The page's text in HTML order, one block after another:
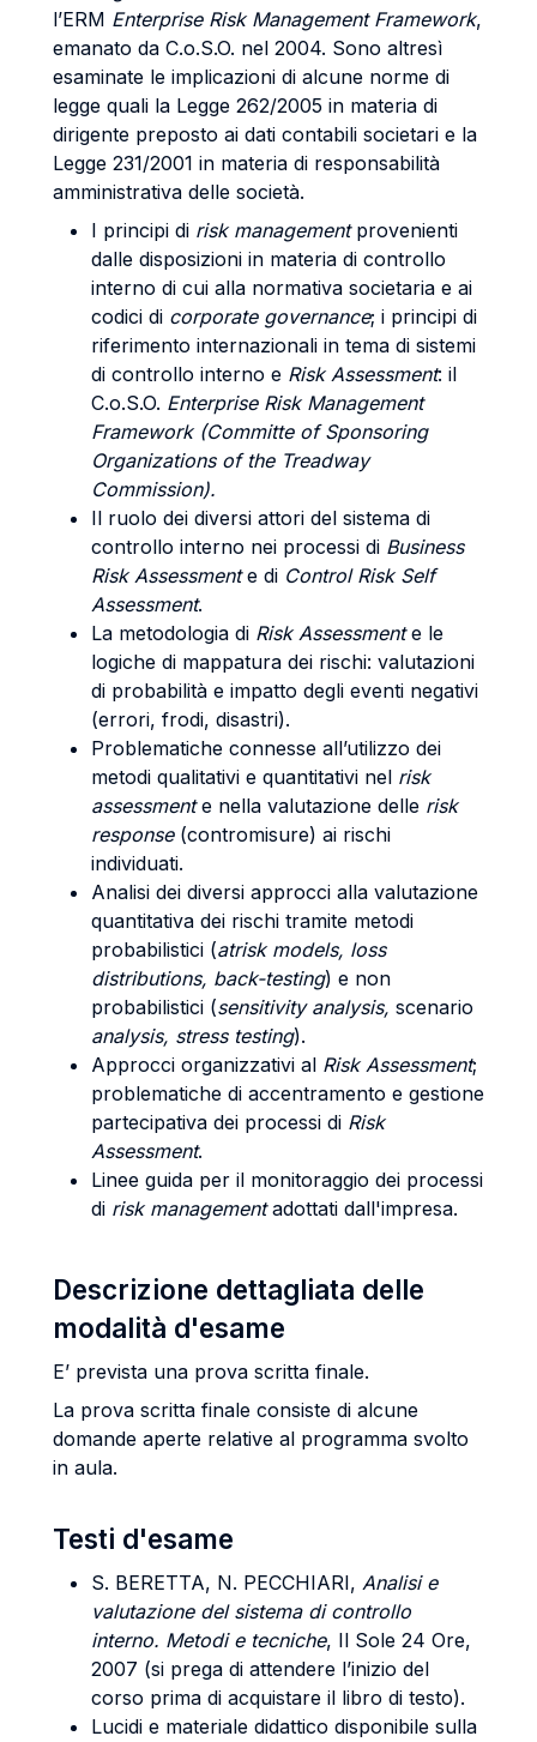
l’ERM Enterprise Risk Management Framework,
emanato da C.o.S.O. nel 2004. Sono altresì
esaminate le implicazioni di alcune norme di
legge quali la Legge 262/2005 in materia di
dirigente preposto ai dati contabili societari e la
Legge 231/2001 in materia di responsabilità
amministrativa delle società.
I principi di risk management provenienti
dalle disposizioni in materia di controllo
interno di cui alla normativa societaria e ai
codici di corporate governance; i principi di
riferimento internazionali in tema di sistemi
di controllo interno e Risk Assessment: il
C.o.S.O. Enterprise Risk Management
Framework (Committe of Sponsoring
Organizations of the Treadway
Commission).
Il ruolo dei diversi attori del sistema di
controllo interno nei processi di Business
Risk Assessmente di Control Risk Self
Assessment.
La metodologia di Risk Assessmente le
logiche di mappatura dei rischi: valutazioni
di probabilità e impatto degli eventi negativi
(errori, frodi, disastri).
Problematiche connesse all’utilizzo dei
metodi qualitativi e quantitativi nel risk
assessmente nella valutazione delle risk
response (contromisure) ai rischi
individuati.
Analisi dei diversi approcci alla valutazione
quantitativa dei rischi tramite metodi
probabilistici (atrisk models, loss
distributions, back-testing) e non
probabilistici (sensitivity analysis, scenario
analysis, stress testing).
Approcci organizzativi al Risk Assessment;
problematiche di accentramento e gestione
partecipativa dei processi di Risk
Assessment.
Linee guida per il monitoraggio dei processi
di risk managementadottati dall'impresa.
Descrizione dettagliata delle
modalità d'esame
E’ prevista una prova scritta finale.
La prova scritta finale consiste di alcune
domande aperte relative al programma svolto
in aula.
Testi d'esame
S. BERETTA, N. PECCHIARI, Analisi e
valutazione del sistema di controllo
interno. Metodi e tecniche, Il Sole 24 Ore,
2007 (si prega di attendere l’inizio del
corso prima di acquistare il libro di testo).
Lucidi e materiale didattico disponibile sulla